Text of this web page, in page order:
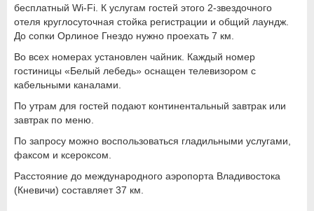
бесплатный Wi-Fi. К услугам гостей этого 2-звездочного
отеля круглосуточная стойка регистрации и общий лаундж.
До сопки Орлиное Гнездо нужно проехать 7 км.
Во всех номерах установлен чайник. Каждый номер
гостиницы «Белый лебедь» оснащен телевизором с
кабельными каналами.
По утрам для гостей подают континентальный завтрак или
завтрак по меню.
По запросу можно воспользоваться гладильными услугами,
факсом и ксероксом.
Расстояние до международного аэропорта Владивостока
(Кневичи) составляет 37 км.